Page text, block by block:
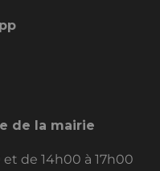
de la mairie
et de 14h00 à 17h00